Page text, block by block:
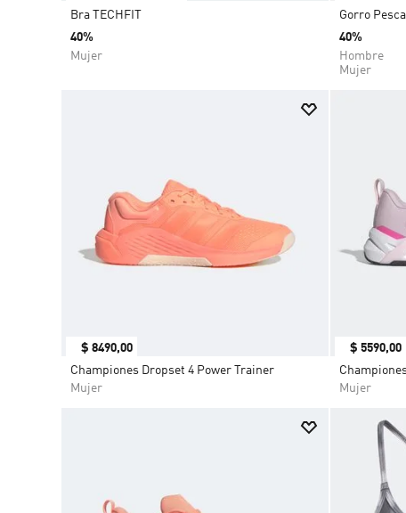
Bra TECHFIT
40%
Mujer
Gorro
40%
Hombre
Mujer
$ 8490,00
Championes Dropset 4 Power Trainer
Mujer
$ 5590,00
Mujer